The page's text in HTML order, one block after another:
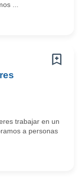
...
trabajar en un
a personas